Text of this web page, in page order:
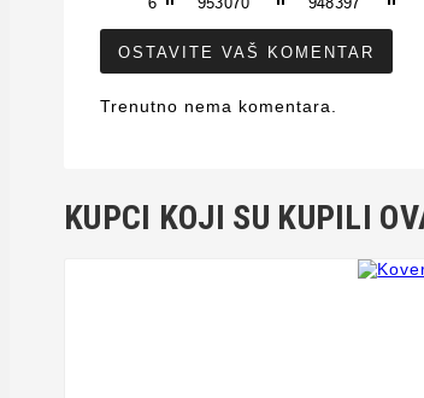
OSTAVITE VAŠ KOMENTAR
Trenutno nema komentara.
KUPCI KOJI SU KUPILI